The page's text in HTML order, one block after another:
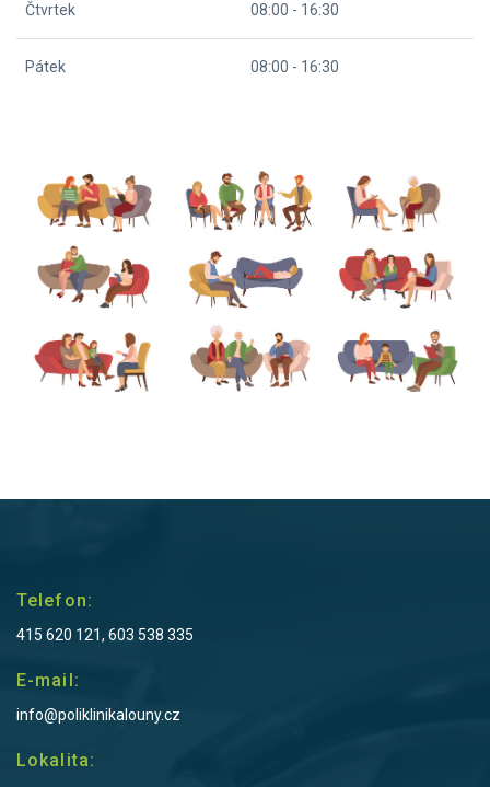
Čtvrtek 08:00 - 16:30
Pátek 08:00 - 16:30
Telefon:
415 620 121, 603 538 335
E-mail:
info@poliklinikalouny.cz
Lokalita: